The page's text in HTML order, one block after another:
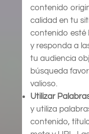
contenido
calidad en tu
contenido esté
y responda a
tu audiencia
búsqueda
valioso.
Utilizar
y utiliza
contenido,